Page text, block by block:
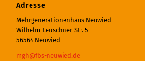
Adresse
Mehrgenerationenhaus Neuwied
Wilhelm-Leuschner-Str. 5
56564 Neuwied
mgh@fbs-neuwied.de